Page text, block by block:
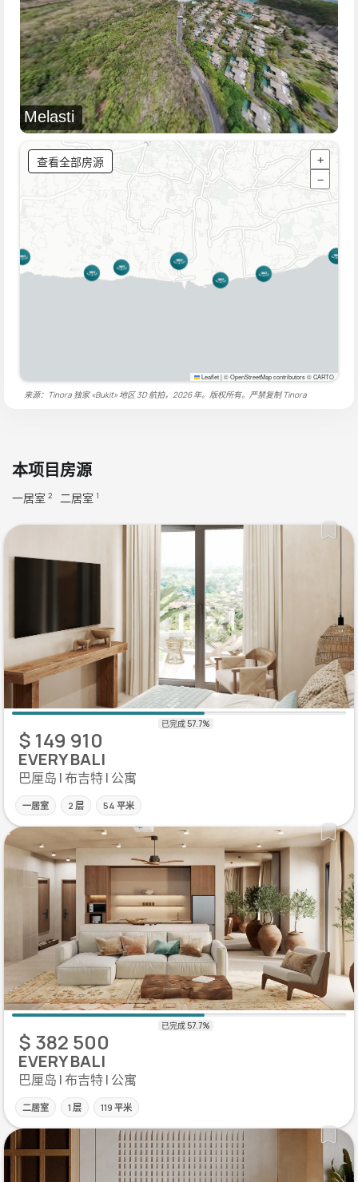
Melasti
查看全部房源
+
−
Leaflet|© OpenStreetMap contributors © CARTO
来源：Tinora 独家 «Bukit» 地区 3D 航拍，2026 年。版权所有。严禁复制Tinora
本项目房源
一居室 2 二居室 1
$ 149 910
EVERY BALI
巴厘岛 | 布吉特 | 公寓
一居室 2 层 54 平米
$ 382 500
EVERY BALI
巴厘岛 | 布吉特 | 公寓
二居室 1 层 119 平米